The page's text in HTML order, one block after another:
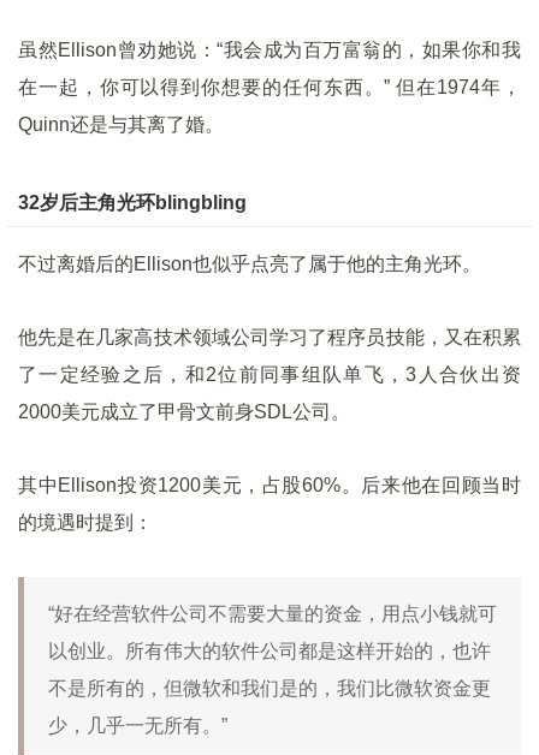
虽然Ellison曾劝她说：“我会成为百万富翁的，如果你和我
在一起，你可以得到你想要的任何东西。” 但在1974年，
Quinn还是与其离了婚。
32岁后主角光环blingbling
不过离婚后的Ellison也似乎点亮了属于他的主角光环。
他先是在几家高技术领域公司学习了程序员技能，又在积累
了一定经验之后，和2位前同事组队单飞，3人合伙出资
2000美元成立了甲骨文前身SDL公司。
其中Ellison投资1200美元，占股60%。后来他在回顾当时
的境遇时提到：
“好在经营软件公司不需要大量的资金，用点小钱就可
以创业。所有伟大的软件公司都是这样开始的，也许
不是所有的，但微软和我们是的，我们比微软资金更
少，几乎一无所有。”